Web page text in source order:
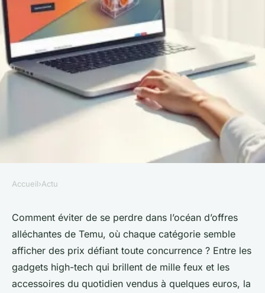
Économisez jusqu'à 40% avec
un code promo Temu en mars
2026
Gordon•28/03/2026 11:57•8 min de lecture
Accueil›Actu
Comment éviter de se perdre dans l’océan d’offres
alléchantes de Temu, où chaque catégorie semble
afficher des prix défiant toute concurrence ? Entre les
gadgets high-tech qui brillent de mille feux et les
accessoires du quotidien vendus à quelques euros, la